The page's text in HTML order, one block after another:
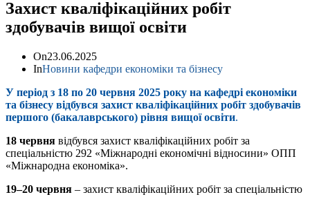
Захист кваліфікаційних робіт
здобувачів вищої освіти
On23.06.2025
InНовини кафедри економіки та бізнесу
У період з 18 по 20 червня 2025 року на кафедрі економіки
та бізнесу відбувся захист кваліфікаційних робіт здобувачів
першого (бакалаврського) рівня вищої освіти.
18 червня відбувся захист кваліфікаційних робіт за
спеціальністю 292 «Міжнародні економічні відносини» ОПП
«Міжнародна економіка».
19–20 червня – захист кваліфікаційних робіт за спеціальністю